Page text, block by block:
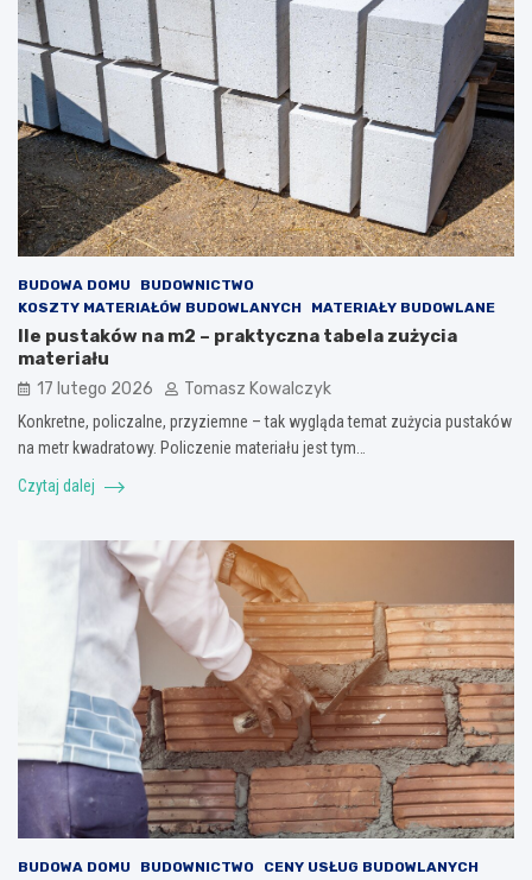
BUDOWA DOMU
BUDOWNICTWO
KOSZTY MATERIAŁÓW BUDOWLANYCH
MATERIAŁY BUDOWLANE
Ile pustaków na m2 – praktyczna tabela zużycia
materiału
17 lutego 2026 Tomasz Kowalczyk
Konkretne, policzalne, przyziemne – tak wygląda temat zużycia pustaków
na metr kwadratowy. Policzenie materiału jest tym…
Czytaj dalej
BUDOWA DOMU BUDOWNICTWO
CENY USŁUG BUDOWLANYCH